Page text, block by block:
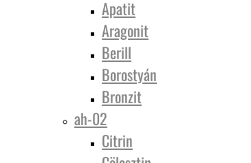
Apatit
Aragonit
Berill
Borostyán
Bronzit
ah-02
Citrin